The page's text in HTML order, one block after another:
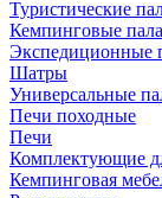
Туристические
Кемпинговые
Экспедиционные
Шатры
Универсальные
Печи походные
Печи
Комплектующие
Кемпинговая